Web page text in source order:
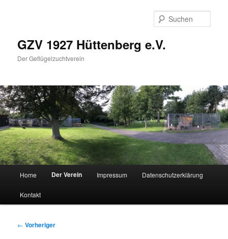
GZV 1927 Hüttenberg e.V.
Der Geflügelzuchtverein
Home Der Verein Impressum Datenschutzerklärung
Kontakt
Beitragsnavigation
← Vorheriger